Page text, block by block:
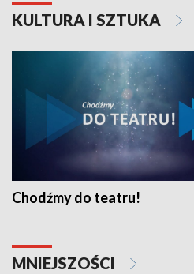
KULTURA I SZTUKA
Chodźmy do teatru!
MNIEJSZOŚCI